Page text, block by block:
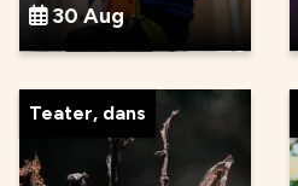
30 Aug
Teater, dans